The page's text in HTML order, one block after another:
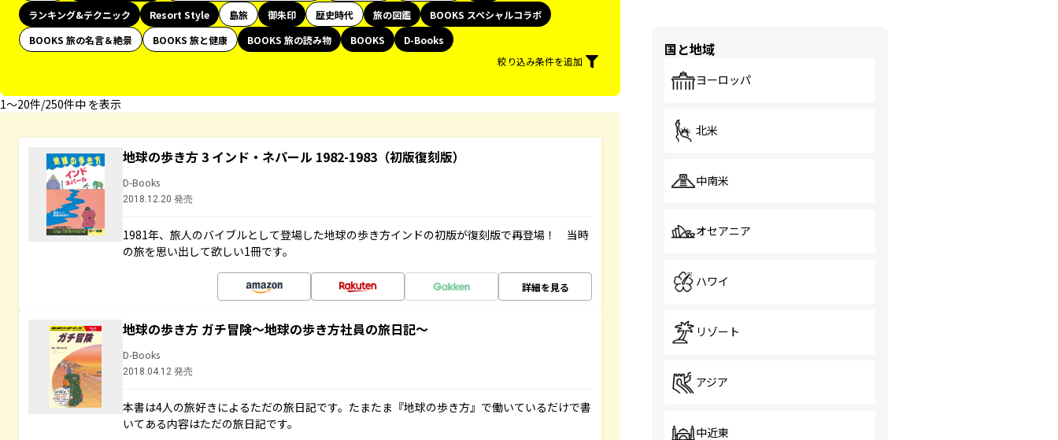
ランキング&テクニック
Resort Style 島旅 御朱印 歴史時代 旅の図鑑
BOOKS スペシャルコラボ
BOOKS 旅の名言＆絶景
BOOKS 旅と健康 BOOKS 旅の読み物 BOOKS
D-Books
絞り込み条件を追加
1〜20件/250件中 を表示
地球の歩き方 3 インド・ネパール 1982-1983（初版復刻版）
D-Books
2018.12.20 発売
1981年、旅人のバイブルとして登場した地球の歩き方インドの初版が復刻版で再登場！ 当時
の旅を思い出して欲しい1冊です。
詳細を見る
地球の歩き方 ガチ冒険～地球の歩き方社員の旅日記～
D-Books
2018.04.12 発売
本書は4人の旅好きによるただの旅日記です。たまたま『地球の歩き方』で働いているだけで書
いてある内容はただの旅日記です。
国と地域
ヨーロッパ
北米
中南米
オセアニア
ハワイ
リゾート
アジア
中近東